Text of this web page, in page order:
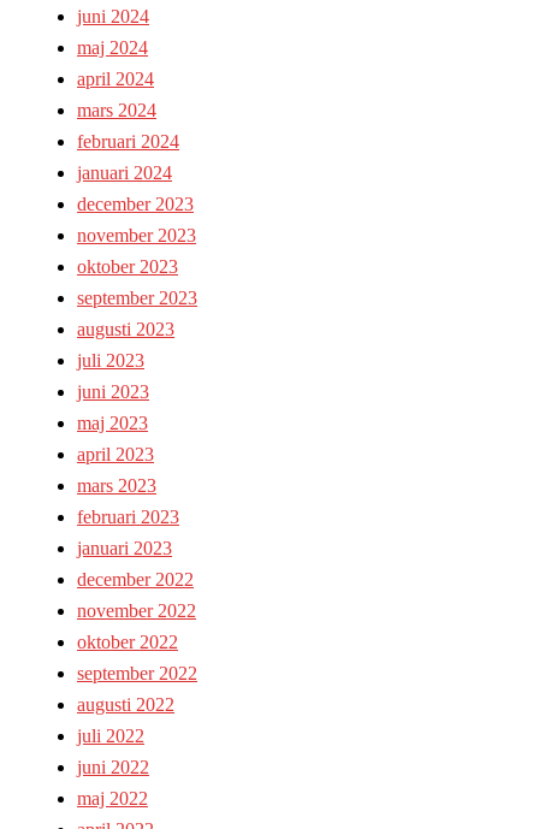
juni 2024
maj 2024
april 2024
mars 2024
februari 2024
januari 2024
december 2023
november 2023
oktober 2023
september 2023
augusti 2023
juli 2023
juni 2023
maj 2023
april 2023
mars 2023
februari 2023
januari 2023
december 2022
november 2022
oktober 2022
september 2022
augusti 2022
juli 2022
juni 2022
maj 2022